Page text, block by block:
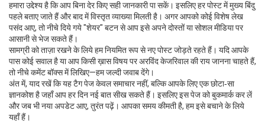
हमारा उद्देश्य है कि आप बिना देर किए सही जानकारी पा सकें। इसलिए हर पोस्ट में मुख्य बिंदु
पहले बताए जाते हैं और बाद में विस्तृत व्याख्या मिलती है। अगर आपको कोई विशेष लेख
पसंद आए, तो नीचे दिये गये "शेयर" बटन से आप इसे अपने दोस्तों या सोशल मीडिया पर
आसानी से भेज सकते हैं।
सामग्री को ताज़ा रखने के लिये हम नियमित रूप से नए पोस्ट जोड़ते रहते हैं। यदि आपके
पास कोई सवाल है या आप किसी ख़ास विषय पर अरविंद केजरिवाल की राय जानना चाहते हैं,
तो नीचे कमेंट बॉक्स में लिखिए—हम जल्दी जवाब देंगे।
अंत में, याद रखें कि यह टैग पेज केवल समाचार नहीं, बल्कि आपके लिए एक छोटा‑सा
ज्ञानकोश है जहाँ आप हर दिन नई बात सीख सकते हैं। इसलिए इस पेज को बुकमार्क कर लें
और जब भी नया अपडेट आए, तुरंत पढ़ें। आपका समय कीमती है, हम इसे बचाने के लिये
यहाँ हैं।